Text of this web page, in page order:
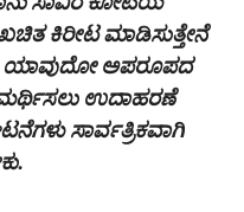
ಕಿರೀಟ ಮಾಡಿಸುತ್ತೇನೆ
ಯಾವುದೋ ಅಪರೂಪದ
ಉದಾಹರಣೆ
ಸಾರ್ವತ್ರಿಕವಾಗಿ